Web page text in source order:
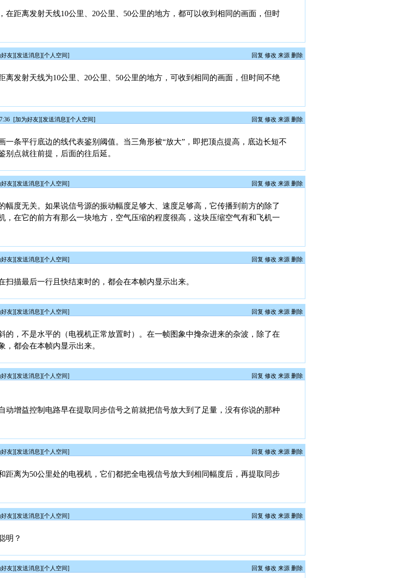
在距离发射天线10公里、20公里、50公里的地方，都可以收到相同的画面，但时
友][发送消息][个人空间] 回复 修改 来源 删除
离发射天线为10公里、20公里、50公里的地方，可收到相同的画面，但时间不绝
[加为好友][发送消息][个人空间] 回复 修改 来源 删除
一条平行底边的线代表鉴别阈值。当三角形被“放大”，即把顶点提高，底边长短不
点就往前提，后面的往后延。
友][发送消息][个人空间] 回复 修改 来源 删除
幅度无关。如果说信号源的振动幅度足够大、速度足够高，它传播到前方的除了
，在它的前方有那么一块地方，空气压缩的程度很高，这块压缩空气有和飞机一
友][发送消息][个人空间] 回复 修改 来源 删除
描最后一行且快结束时的，都会在本帧内显示出来。
友][发送消息][个人空间] 回复 修改 来源 删除
的，不是水平的（电视机正常放置时）。在一帧图象中搀杂进来的杂波，除了在
都会在本帧内显示出来。
友][发送消息][个人空间] 回复 修改 来源 删除
动增益控制电路早在提取同步信号之前就把信号放大到了足量，没有你说的那种
友][发送消息][个人空间] 回复 修改 来源 删除
距离为50公里处的电视机，它们都把全电视信号放大到相同幅度后，再提取同步
友][发送消息][个人空间] 回复 修改 来源 删除
明？
友][发送消息][个人空间] 回复 修改 来源 删除